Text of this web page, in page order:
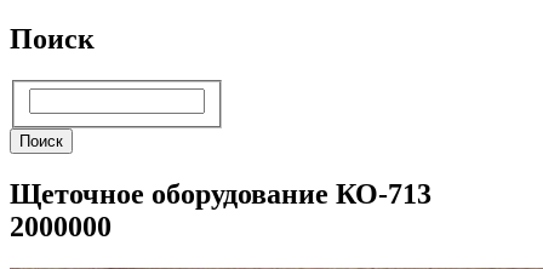
Поиск
Поиск
Щеточное оборудование КО-713
2000000